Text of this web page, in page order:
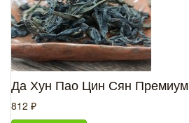
Да Хун Пао Цин Сян Премиум
812 ₽